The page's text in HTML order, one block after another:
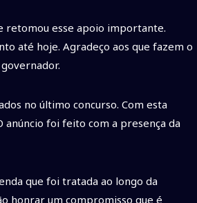
retomou esse apoio importante.
até hoje. Agradeço aos que fazem o
no último concurso. Com esta
anúncio foi feito com a presença da
que foi tratada ao longo da
honrar um compromisso que é